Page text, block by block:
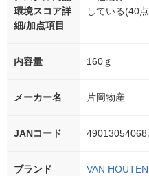
環境スコア詳
細/加点項目
している(40
内容量 160ｇ
メーカー名 片岡物産
JANコード
ブランド VAN HOUTEN